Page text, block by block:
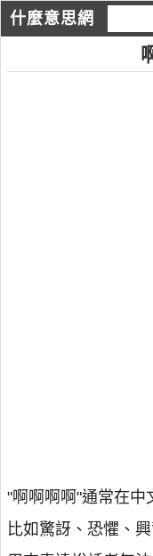
什麼意思網
"啊啊啊啊"通常在中
比如驚訝、恐懼、